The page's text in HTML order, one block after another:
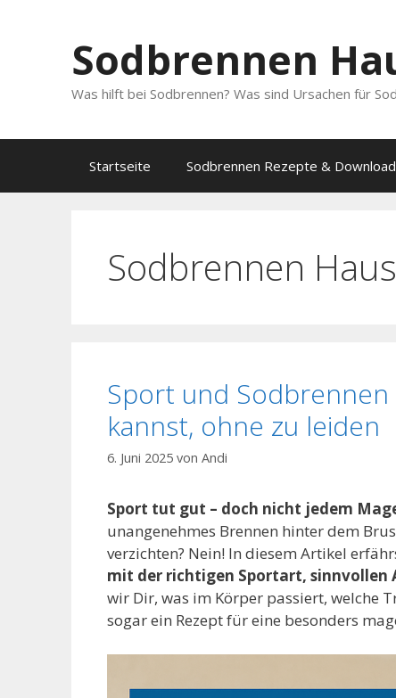
Sodbrennen
Was hilft bei Sodbrennen? Was sind Ursachen für
Startseite Sodbrennen Rezepte &
Sodbrennen
Sport und Sodbrennen
kannst, ohne zu leiden
6. Juni 2025 von Andi
Sport tut gut – doch nicht jedem
unangenehmes Brennen hinter dem
verzichten? Nein! In diesem Artikel
mit der richtigen Sportart, sinnvollen
wir Dir, was im Körper passiert, welche
sogar ein Rezept für eine besonders